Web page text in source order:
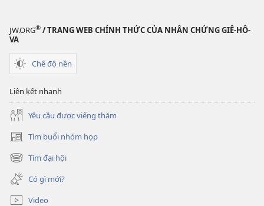
Bao
JW.ORG® / TRANG WEB CHÍNH THỨC CỦA NHÂN CHỨNG GIÊ-HÔ-
VA
Chế độ nền
Liên kết nhanh
Yêu cầu được viếng thăm
Tìm buổi nhóm họp
(mở
cửa
sổ
mới)
Tìm đại hội
(mở
cửa
sổ
mới)
Có gì mới?
Video